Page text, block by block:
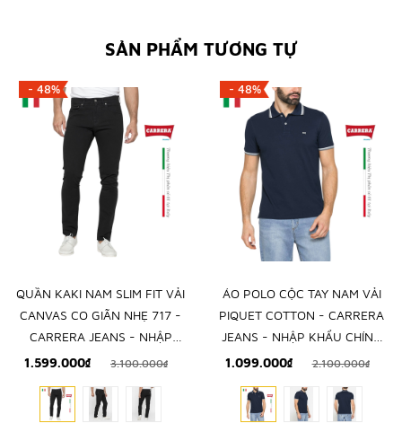
SẢN PHẨM TƯƠNG TỰ
- 48%
QUẦN KAKI NAM SLIM FIT VẢI
CANVAS CO GIÃN NHẸ 717 -
CARRERA JEANS - NHẬP
KHẨU CHÍNH NGẠCH TỪ Ý
1.599.000₫ 3.100.000₫
- 48%
ÁO POLO CỘC TAY NAM VẢI
PIQUET COTTON - CARRERA
JEANS - NHẬP KHẨU CHÍNH
NGẠCH TỪ ITALIA
1.099.000₫ 2.100.000₫